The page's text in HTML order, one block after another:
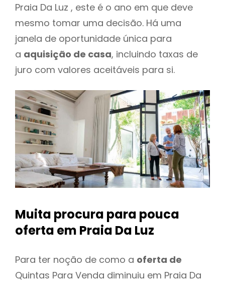
Praia Da Luz , este é o ano em que deve
mesmo tomar uma decisão. Há uma
janela de oportunidade única para
a aquisição de casa, incluindo taxas de
juro com valores aceitáveis para si.
Muita procura para pouca
oferta em Praia Da Luz
Para ter noção de como a oferta de
Quintas Para Venda diminuiu em Praia Da